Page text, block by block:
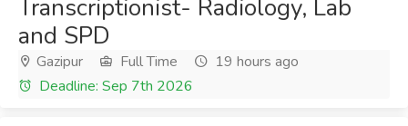
Transcriptionist- Radiology, Lab
and SPD
Gazipur Full Time
19 hours ago
Deadline: Sep 7th 2026